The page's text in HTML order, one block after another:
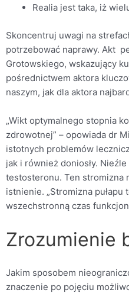
Realia jest taka, iż
Skoncentruj uwagi na
potrzebować naprawy. Akt
Grotowskiego, wskazujący
pośrednictwem aktora
naszym, jak dla aktora
„Wikt optymalnego stopnia
zdrowotnej” – opowiada dr
istotnych problemów
jak i również doniosły.
testosteronu. Ten stromizna
istnienie. „Stromizna
wszechstronną czas
Zrozumienie
Jakim sposobem
znaczenie po pojęciu